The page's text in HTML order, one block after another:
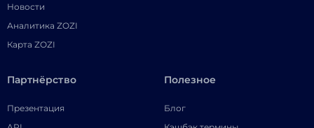
Новости
Аналитика ZOZI
Карта ZOZI
Партнёрство
Презентация
Полезное
Блог